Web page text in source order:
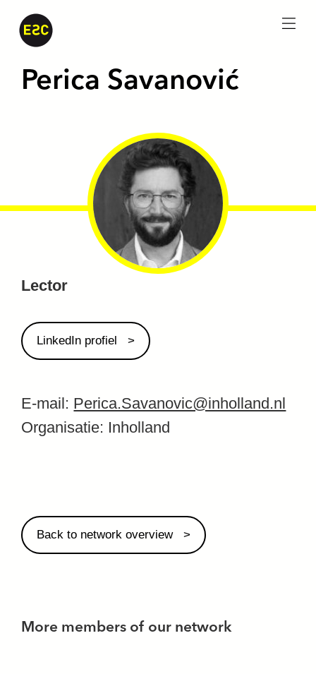
Perica Savanović
Lector
LinkedIn profiel
E-mail: Perica.Savanovic@inholland.nl
Organisatie: Inholland
Back to network overview
More members of our network